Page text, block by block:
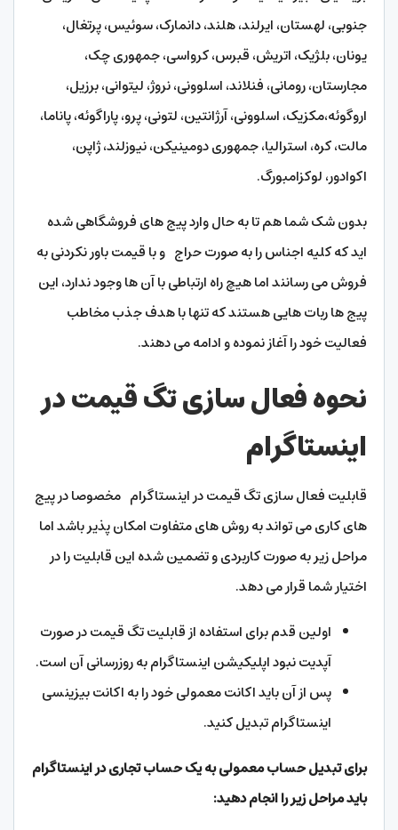
جنوبی، لهستان، ایرلند، هلند، دانمارک، سوئیس، پرتغال،
یونان، بلژیک، اتریش، قبرس، کرواسی، جمهوری چک،
مجارستان، رومانی، فنلاند، اسلوونی، نروژ، لیتوانی، برزیل،
اروگوئه،مکزیک، اسلوونی، آرژانتین، لتونی، پرو، پاراگوئه، پاناما،
مالت، کره، استرالیا، جمهوری دومینیکن، نیوزلند، ژاپن،
اکوادور، لوکزامبورگ.
بدون شک شما هم تا به حال وارد پیج های فروشگاهی شده
اید که کلیه اجناس را به صورت حراج و با قیمت باور نکردنی به
فروش می رسانند اما هیچ راه ارتباطی با آن ها وجود ندارد، این
پیج ها ربات هایی هستند که تنها با هدف جذب مخاطب
فعالیت خود را آغاز نموده و ادامه می دهند.
نحوه فعال سازی تگ قیمت در
اینستاگرام
قابلیت فعال سازی تگ قیمت در اینستاگرام مخصوصا در پیج
های کاری می تواند به روش های متفاوت امکان پذیر باشد اما
مراحل زیر به صورت کاربردی و تضمین شده این قابلیت را در
اختیار شما قرار می دهد.
اولین قدم برای استفاده از قابلیت تگ قیمت در صورت
آپدیت نبود اپلیکیشن اینستاگرام به روزرسانی آن است.
پس از آن باید اکانت معمولی خود را به اکانت بیزینسی
اینستاگرام تبدیل کنید.
برای تبدیل حساب معمولی به یک حساب تجاری در اینستاگرام
باید مراحل زیر را انجام دهید: